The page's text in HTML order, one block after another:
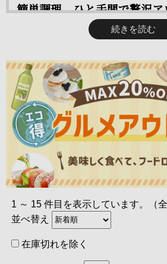
⇒マリアージュ・デリのお買い物
fromスペイン！深い味わいの白
の？」と思う方もいるはず。味わうと
さ、マイルドな香り、ジューシーでふく
す。
⇒ ロンガニーザ・トラ
ニャ サラミ 1,058円（税込）
簡単調理。ひと手間で贅沢
賞味期限の長い缶詰、ドライフードを
ときにもお勧めです。
キャンプで食べたいグルメ缶
「CAMPCANS キャンプカン」は牛肉
カネダイ大橋牧場・大橋遼太”とプロキ
たグルメな缶詰ブランドです。 北海道
の美味しさを、缶の中へぎゅっと詰め込
続きを読む
1 ～ 15 件目を表示しています。（全
並べ替え
在庫切れを除く